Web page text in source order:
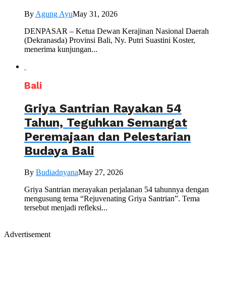
By Agung AyuMay 31, 2026
DENPASAR – Ketua Dewan Kerajinan Nasional Daerah
(Dekranasda) Provinsi Bali, Ny. Putri Suastini Koster,
menerima kunjungan...
Bali
Griya Santrian Rayakan 54
Tahun, Teguhkan Semangat
Peremajaan dan Pelestarian
Budaya Bali
By BudiadnyanaMay 27, 2026
Griya Santrian merayakan perjalanan 54 tahunnya dengan
mengusung tema “Rejuvenating Griya Santrian”. Tema
tersebut menjadi refleksi...
Advertisement